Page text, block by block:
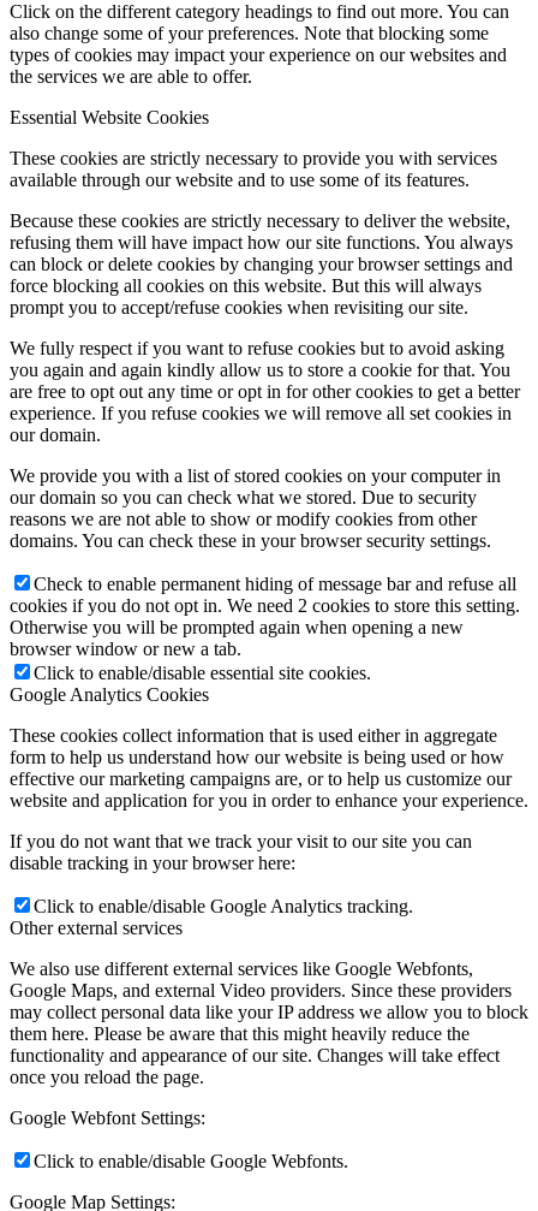
Click on the different category headings to find out more. You can
also change some of your preferences. Note that blocking some
types of cookies may impact your experience on our websites and
the services we are able to offer.
Essential Website Cookies
These cookies are strictly necessary to provide you with services
available through our website and to use some of its features.
Because these cookies are strictly necessary to deliver the website,
refusing them will have impact how our site functions. You always
can block or delete cookies by changing your browser settings and
force blocking all cookies on this website. But this will always
prompt you to accept/refuse cookies when revisiting our site.
We fully respect if you want to refuse cookies but to avoid asking
you again and again kindly allow us to store a cookie for that. You
are free to opt out any time or opt in for other cookies to get a better
experience. If you refuse cookies we will remove all set cookies in
our domain.
We provide you with a list of stored cookies on your computer in
our domain so you can check what we stored. Due to security
reasons we are not able to show or modify cookies from other
domains. You can check these in your browser security settings.
Check to enable permanent hiding of message bar and refuse all
cookies if you do not opt in. We need 2 cookies to store this setting.
Otherwise you will be prompted again when opening a new
browser window or new a tab.
Click to enable/disable essential site cookies.
Google Analytics Cookies
These cookies collect information that is used either in aggregate
form to help us understand how our website is being used or how
effective our marketing campaigns are, or to help us customize our
website and application for you in order to enhance your experience.
If you do not want that we track your visit to our site you can
disable tracking in your browser here:
Click to enable/disable Google Analytics tracking.
Other external services
We also use different external services like Google Webfonts,
Google Maps, and external Video providers. Since these providers
may collect personal data like your IP address we allow you to block
them here. Please be aware that this might heavily reduce the
functionality and appearance of our site. Changes will take effect
once you reload the page.
Google Webfont Settings:
Click to enable/disable Google Webfonts.
Google Map Settings: